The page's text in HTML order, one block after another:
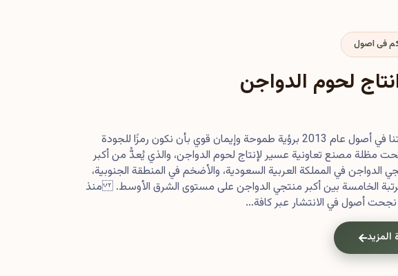
فى اصول
لحوم الدواجن
بدأت رحلتنا في أصول عام 2013 برؤية طموحة وإيمان قوي بأن نكون رمزًا للجودة
تحت مظلة مصنع تعاونية عسير لإنتاج لحوم الدواجن، والذي يُعدُّ من أكبر
الدواجن في المملكة العربية السعودية، والأضخم في المنطقة الجنوبية،
الخامسة بين أكبر منتجي الدواجن على مستوى الشرق الأوسط. منذ
نجحت أصول في الانتشار عبر كافة...
المزيد